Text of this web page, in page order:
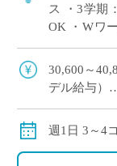
ス ・3学期
OK ・Wワ
二新卒）・
30,600～
デル給与）
※ただし、
週1日 3～4